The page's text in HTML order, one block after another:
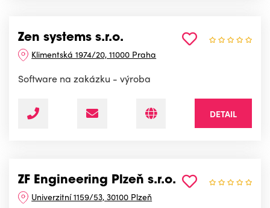
Zen systems s.r.o.
Klimentská 1974/20, 11000 Praha
Software na zakázku - výroba
DETAIL
ZF Engineering Plzeň s.r.o.
Univerzitní 1159/53, 30100 Plzeň